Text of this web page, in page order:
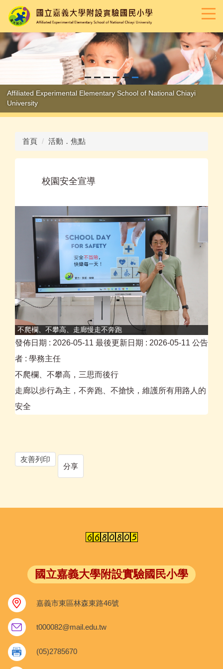
到
要
內
Affiliated Experimental Elementary School of National Chiayi
University
首頁 活動．焦點
校園安全宣導
不爬欄、不攀高、走廊慢走不奔跑
發佈日期 : 2026-05-11 最後更新日期 : 2026-05-11 公告
者 : 學務主任
不爬欄、不攀高，三思而後行
走廊以步行為主，不奔跑、不搶快，維護所有用路人的
安全
友善列印
分享
國立嘉義大學附設實驗國民小學
嘉義市東區林森東路46號
t000082@mail.edu.tw
(05)2785670